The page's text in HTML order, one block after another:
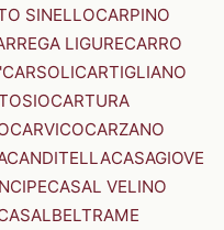
SINELLOCARPINO
LIGURECARRO
CARSOLICARTIGLIANO
CARTURA
CARVICOCARZANO
CASAGIOVE
CASAL VELINO